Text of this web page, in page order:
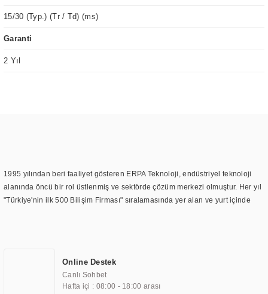
15/30 (Typ.) (Tr / Td) (ms)
Garanti
2 Yıl
1995 yılından beri faaliyet gösteren ERPA Teknoloji, endüstriyel teknoloji
alanında öncü bir rol üstlenmiş ve sektörde çözüm merkezi olmuştur. Her yıl
"Türkiye'nin ilk 500 Bilişim Firması" sıralamasında yer alan ve yurt içinde
TOCHI markası altında kendi ürettiği ürünlerde kullanmıştır. Günümüzde
TOCHI; videowall, digital signage, kiosk, totem, akıllı durak ekranı, araç içi
ekran, asansör ekranı, digital menüboard, marin ekran, medikal ekran,
Online Destek
Canlı Sohbet
Hafta içi : 08:00 - 18:00 arası